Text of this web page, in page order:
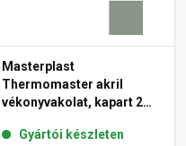
Masterplast
Thermomaster akril
vékonyvakolat, kapart 2
Gyártói készleten